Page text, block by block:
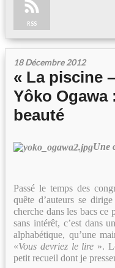
RSS
18 Décembre 2012
« La piscine
Yôko Ogawa
beauté
Une
Passé le temps des
quête d’auteurs se
cherche dans les bacs ce
sans intérêt, c’est dans
alphabétique, qu’une
«Vous devriez le lire ».
petit recueil dont je